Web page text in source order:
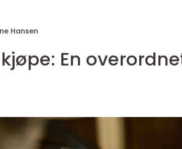
Hansen
En